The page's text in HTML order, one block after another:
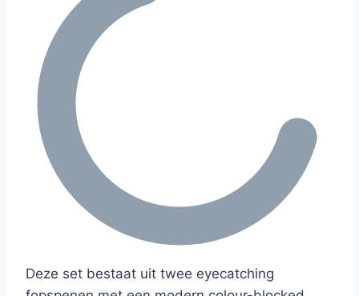
Deze set bestaat uit twee eyecatching